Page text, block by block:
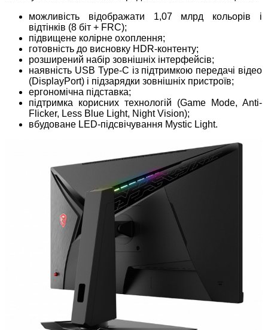
можливість відображати 1,07 млрд кольорів і
відтінків (8 біт + FRC);
підвищене колірне охоплення;
готовність до висновку HDR-контенту;
розширений набір зовнішніх інтерфейсів;
наявність USB Type-C із підтримкою передачі відео
(DisplayPort) і підзарядки зовнішніх пристроїв;
ергономічна підставка;
підтримка корисних технологій (Game Mode, Anti-
Flicker, Less Blue Light, Night Vision);
вбудоване LED-підсвічування Mystic Light.